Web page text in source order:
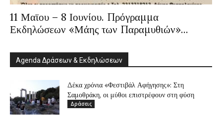
11 Μαϊου – 8 Ιουνίου. Πρόγραμμα
Εκδηλώσεων «Μάης των Παραμυθιών»...
Agenda Δράσεων & Εκδηλώσεων
Δέκα χρόνια «Φεστιβάλ Αφήγησης»: Στη
Σαμοθράκη, οι μύθοι επιστρέφουν στη φύση
Δράσεις